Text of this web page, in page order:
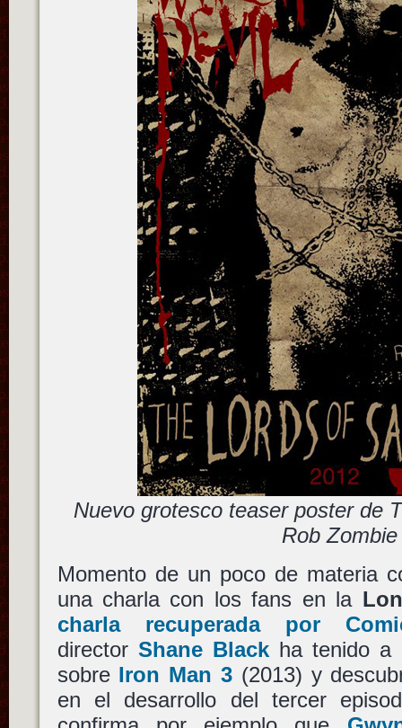
Nuevo grotesco teaser poster de
Rob Zombie
Momento de un poco de materia
una charla con los fans en la
charla recuperada por
director Shane Blackha tenido a
sobre Iron Man 3(2013) y
en el desarrollo del tercer